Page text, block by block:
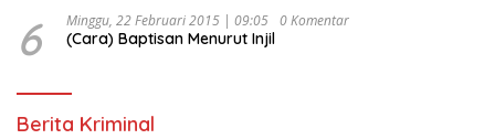
6 Minggu, 22 Februari 2015 | 09:05 0 Komentar
(Cara) Baptisan Menurut Injil
Berita Kriminal